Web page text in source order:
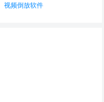
视频倒放软件